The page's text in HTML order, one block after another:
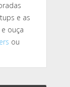
e as
e ouça
ou